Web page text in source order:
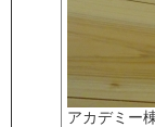
アカデミー